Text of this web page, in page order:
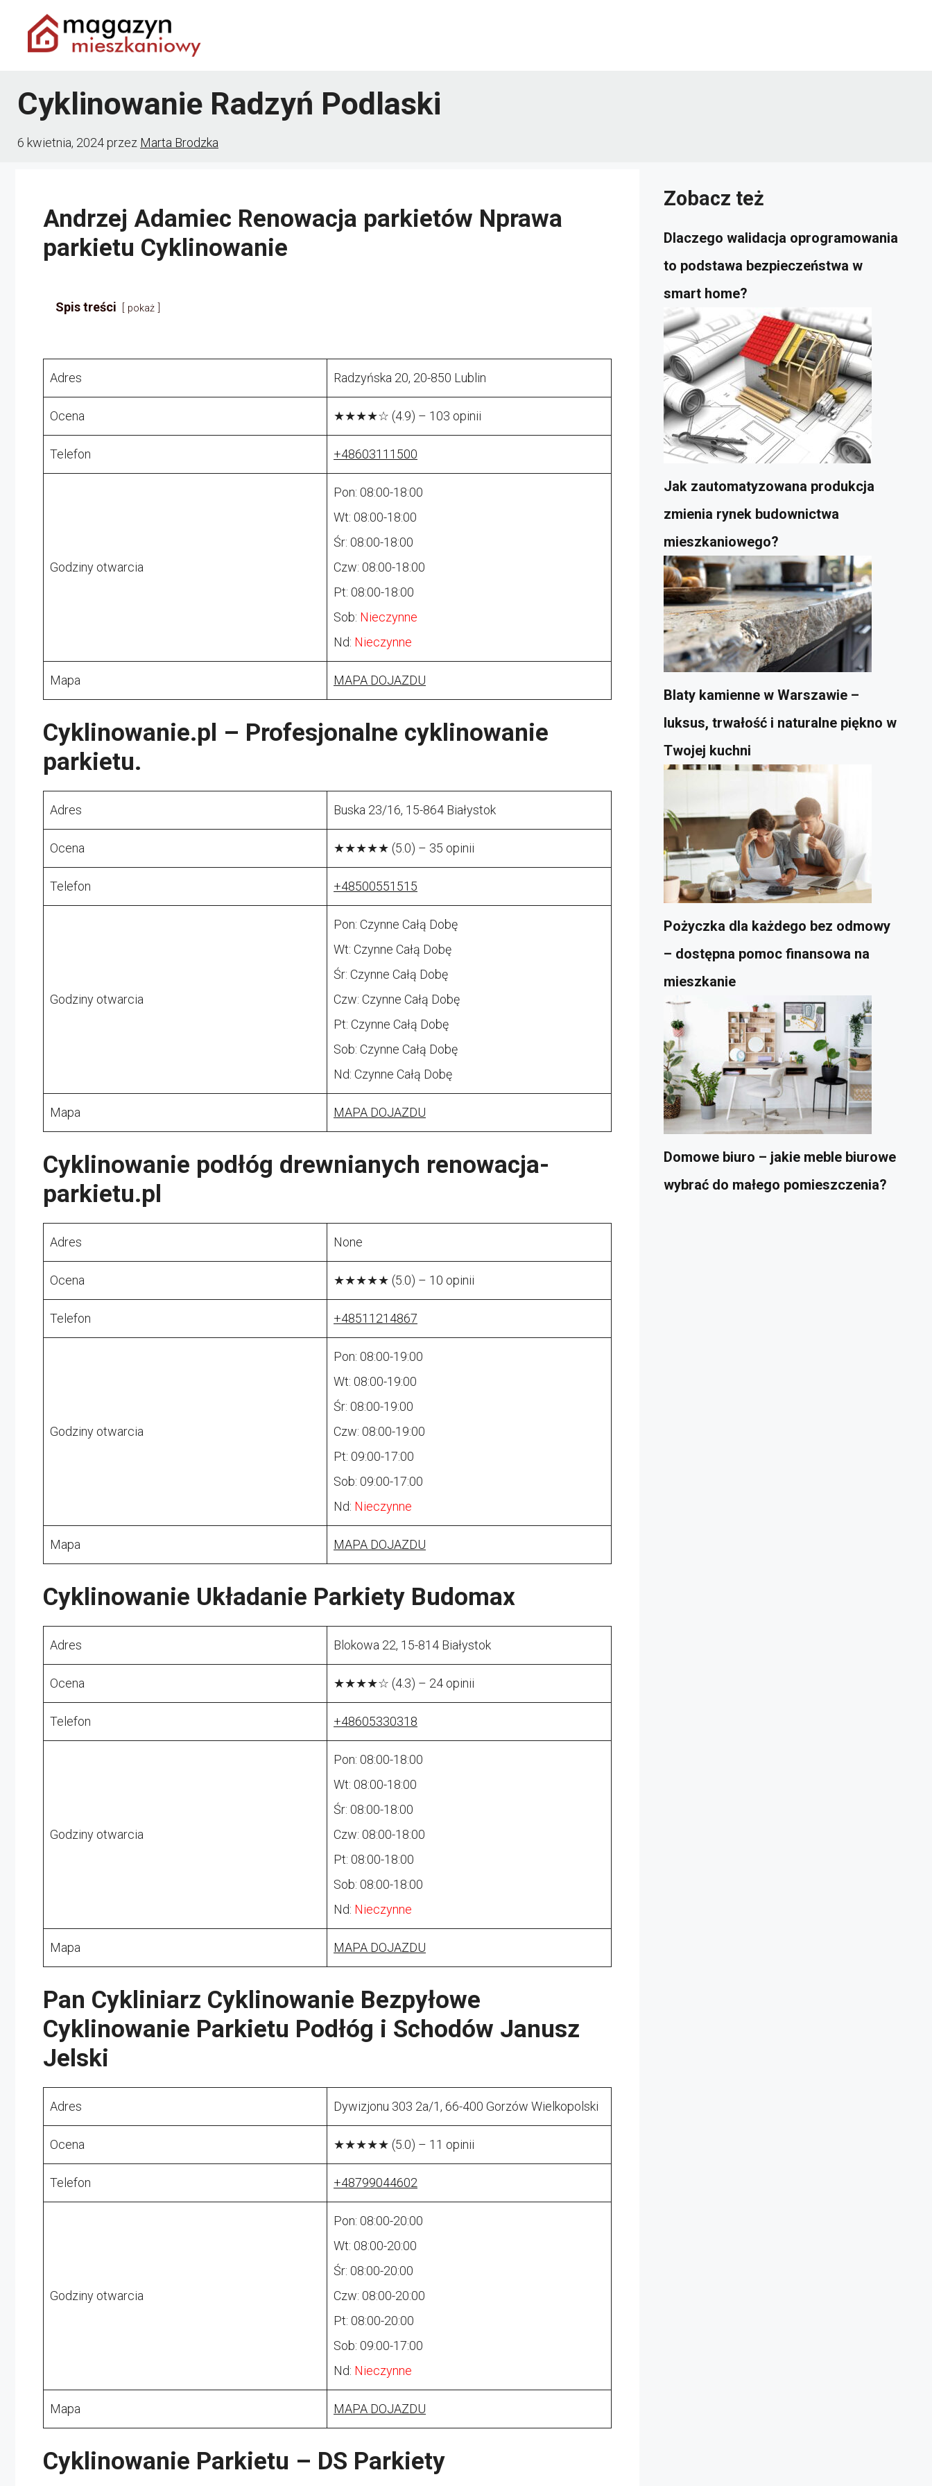
Cyklinowanie Radzyń Podlaski
6 kwietnia, 2024przez Marta Brodzka
Andrzej Adamiec Renowacja parkietów Nprawa
parkietu Cyklinowanie
Spis treści pokaż
Adres Radzyńska 20, 20-850 Lublin
Ocena ★★★★☆ (4.9) – 103 opinii
Telefon +48603111500
Godziny otwarcia
Pon: 08:00-18:00
Wt: 08:00-18:00
Śr: 08:00-18:00
Czw: 08:00-18:00
Pt: 08:00-18:00
Sob: Nieczynne
Nd: Nieczynne
Mapa MAPA DOJAZDU
Cyklinowanie.pl – Profesjonalne cyklinowanie
parkietu.
Adres Buska 23/16, 15-864 Białystok
Ocena ★★★★★ (5.0) – 35 opinii
Telefon +48500551515
Godziny otwarcia
Pon: Czynne Całą Dobę
Wt: Czynne Całą Dobę
Śr: Czynne Całą Dobę
Czw: Czynne Całą Dobę
Pt: Czynne Całą Dobę
Sob: Czynne Całą Dobę
Nd: Czynne Całą Dobę
Mapa MAPA DOJAZDU
Cyklinowanie podłóg drewnianych renowacja-
parkietu.pl
Adres None
Ocena ★★★★★ (5.0) – 10 opinii
Telefon +48511214867
Godziny otwarcia
Pon: 08:00-19:00
Wt: 08:00-19:00
Śr: 08:00-19:00
Czw: 08:00-19:00
Pt: 09:00-17:00
Sob: 09:00-17:00
Nd: Nieczynne
Mapa MAPA DOJAZDU
Cyklinowanie Układanie Parkiety Budomax
Adres Blokowa 22, 15-814 Białystok
Ocena ★★★★☆ (4.3) – 24 opinii
Telefon +48605330318
Godziny otwarcia
Pon: 08:00-18:00
Wt: 08:00-18:00
Śr: 08:00-18:00
Czw: 08:00-18:00
Pt: 08:00-18:00
Sob: 08:00-18:00
Nd: Nieczynne
Mapa MAPA DOJAZDU
Pan Cykliniarz Cyklinowanie Bezpyłowe
Cyklinowanie Parkietu Podłóg i Schodów Janusz
Jelski
Adres Dywizjonu 303 2a/1, 66-400 Gorzów Wielkopolski
Ocena ★★★★★ (5.0) – 11 opinii
Telefon +48799044602
Godziny otwarcia
Pon: 08:00-20:00
Wt: 08:00-20:00
Śr: 08:00-20:00
Czw: 08:00-20:00
Pt: 08:00-20:00
Sob: 09:00-17:00
Nd: Nieczynne
Mapa MAPA DOJAZDU
Cyklinowanie Parkietu – DS Parkiety
Zobacz też
Dlaczego walidacja oprogramowania
to podstawa bezpieczeństwa w
smart home?
Jak zautomatyzowana produkcja
zmienia rynek budownictwa
mieszkaniowego?
Blaty kamienne w Warszawie –
luksus, trwałość i naturalne piękno w
Twojej kuchni
Pożyczka dla każdego bez odmowy
– dostępna pomoc finansowa na
mieszkanie
Domowe biuro – jakie meble biurowe
wybrać do małego pomieszczenia?